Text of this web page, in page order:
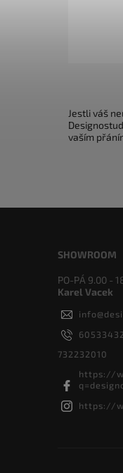
Jestli váš
vaším
SHOWROOM
PO-PÁ 9.00 -
Karel Vacek
info@
732232010
https://
https://